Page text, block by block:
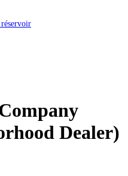
réservoir
Dealer)